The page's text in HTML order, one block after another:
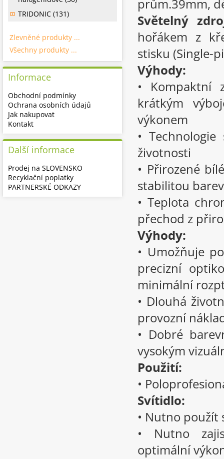
prům.39mm,
Světelný
hořákem z
stisku (Single-
Výhody:
• Kompaktní
krátkým
výkonem
•
životnosti
• Přirozené
stabilitou barev
• Teplota
přechod z
Výhody:
• Umožňuje
precizní
minimální
• Dlouhá
provozní
• Dobré
vysokým
Použití:
•
Svítidlo:
• Nutno použít
• Nutno
optimální
TRIDONIC (131)
Zlevněné produkty ...
Všechny produkty ...
Informace
Obchodní podmínky
Ochrana osobních údajů
Jak nakupovat
Kontakt
Další informace
Prodej na SLOVENSKO
Recyklační poplatky
PARTNERSKÉ ODKAZY